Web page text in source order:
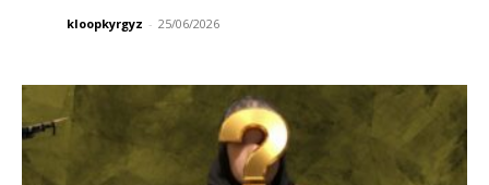
kloopkyrgyz - 25/06/2026